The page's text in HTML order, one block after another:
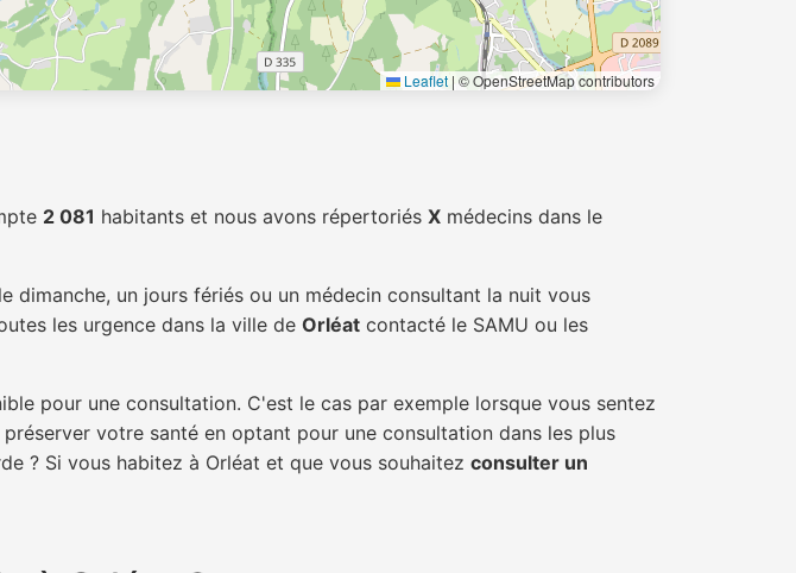
Leaflet |© OpenStreetMap contributors
2 081 habitants et nous avons répertoriés X médecins dans le
dimanche, un jours fériés ou un médecin consultant la nuit vous
les urgence dans la ville de Orléat contacté le SAMU ou les
pour une consultation. C'est le cas par exemple lorsque vous sentez
votre santé en optant pour une consultation dans les plus
? Si vous habitez à Orléat et que vous souhaitez consulter un